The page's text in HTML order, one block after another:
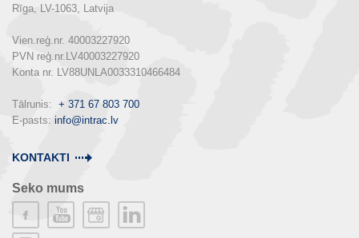
Rīga, LV-1063, Latvija
Vien.reģ.nr. 40003227920
PVN reģ.nr.LV40003227920
Konta nr. LV88UNLA0033310466484
Tālrunis: + 371 67 803 700
E-pasts: info@intrac.lv
KONTAKTI
Seko mums